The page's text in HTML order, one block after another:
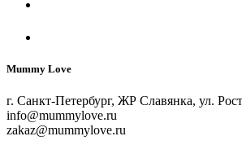
Mummy Love
г. Санкт-Петербург, ЖР Славянка, ул.
info@mummylove.ru
zakaz@mummylove.ru